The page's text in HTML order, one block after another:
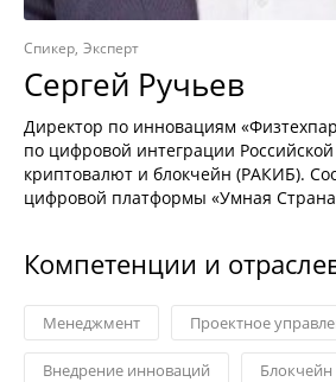
Спикер Эксперт
Сергей Ручьев
Директор по инновациям
по цифровой интеграции
криптовалют и блокчейн (РАКИБ).
цифровой платформы «Умная
Компетенции и
Менеджмент Проектное
Внедрение инноваций Блокчейн